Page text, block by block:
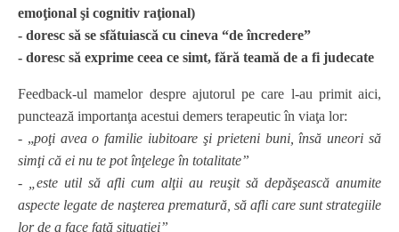
emoţional şi cognitiv raţional)
- doresc să se sfătuiască cu cineva “de încredere”
- doresc să exprime ceea ce simt, fără teamă de a fi judecate
Feedback-ul mamelor despre ajutorul pe care l-au primit aici,
punctează importanţa acestui demers terapeutic în viaţa lor:
- „poţi avea o familie iubitoare şi prieteni buni, însă uneori să
simţi că ei nu te pot înţelege în totalitate”
- „este util să afli cum alţii au reuşit să depăşească anumite
aspecte legate de naşterea prematură, să afli care sunt strategiile
lor de a face faţă situaţiei”